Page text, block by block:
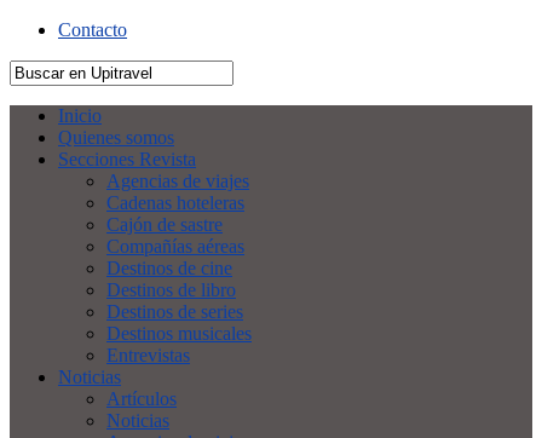
Contacto
Inicio
Quienes somos
Secciones Revista
Agencias de viajes
Cadenas hoteleras
Cajón de sastre
Compañías aéreas
Destinos de cine
Destinos de libro
Destinos de series
Destinos musicales
Entrevistas
Noticias
Artículos
Noticias